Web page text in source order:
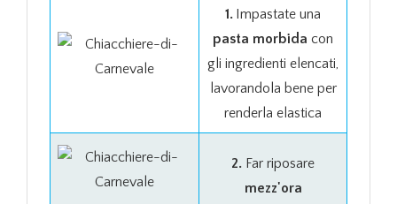
1. Impastate una
pasta morbida con
gli ingredienti elencati,
lavorandola bene per
renderla elastica
2. Far riposare
mezz'ora